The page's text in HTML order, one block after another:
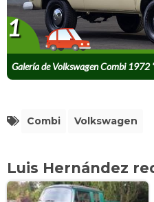
Galería de Volkswagen Combi 1972
1
Combi Volkswagen
Luis Hernández